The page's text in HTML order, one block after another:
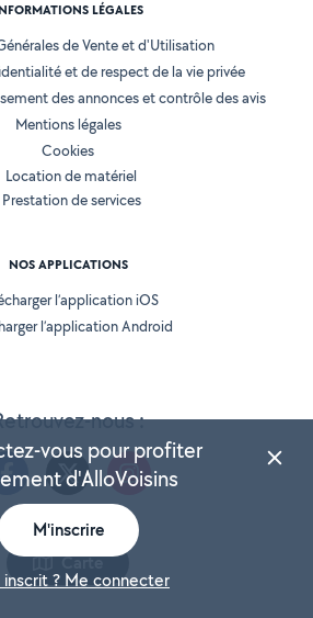
Carte
nous :
LÉGALES
de Vente et d'Utilisation
et de respect de la vie privée
des annonces et contrôle des avis
Mentions légales
Cookies
Location de matériel
Prestation de services
NOS APPLICATIONS
l’application iOS
l’application Android
vous pour profiter
d'AlloVoisins
M'inscrire
inscrit ? Me connecter